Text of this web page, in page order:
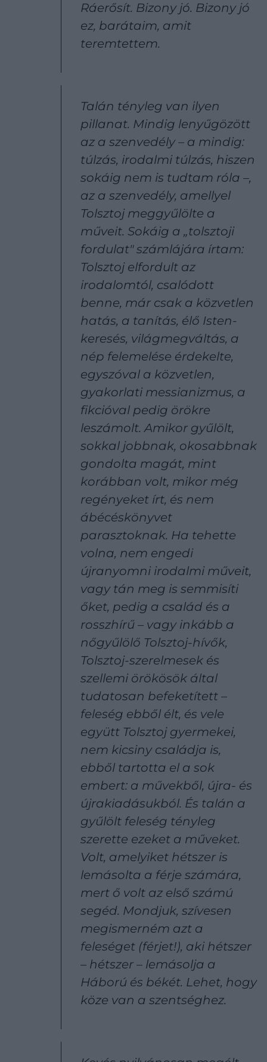
Ráerősít. Bizony jó. Bizony jó
ez, barátaim, amit
teremtettem.
Talán tényleg van ilyen
pillanat. Mindig lenyűgözött
az a szenvedély – a mindig:
túlzás, irodalmi túlzás, hiszen
sokáig nem is tudtam róla –,
az a szenvedély, amellyel
Tolsztoj meggyűlölte a
műveit. Sokáig a „tolsztoji
fordulat" számlájára írtam:
Tolsztoj elfordult az
irodalomtól, csalódott
benne, már csak a közvetlen
hatás, a tanítás, élő Isten-
keresés, világmegváltás, a
nép felemelése érdekelte,
egyszóval a közvetlen,
gyakorlati messianizmus, a
fikcióval pedig örökre
leszámolt. Amikor gyűlölt,
sokkal jobbnak, okosabbnak
gondolta magát, mint
korábban volt, mikor még
regényeket írt, és nem
ábécéskönyvet
parasztoknak. Ha tehette
volna, nem engedi
újranyomni irodalmi műveit,
vagy tán meg is semmisíti
őket, pedig a család és a
rosszhírű – vagy inkább a
nőgyűlölő Tolsztoj-hívők,
Tolsztoj-szerelmesek és
szellemi örökösök által
tudatosan befeketített –
feleség ebből élt, és vele
együtt Tolsztoj gyermekei,
nem kicsiny családja is,
ebből tartotta el a sok
embert: a művekből, újra- és
újrakiadásukból. És talán a
gyűlölt feleség tényleg
szerette ezeket a műveket.
Volt, amelyiket hétszer is
lemásolta a férje számára,
mert ő volt az első számú
segéd. Mondjuk, szívesen
megismerném azt a
feleséget (férjet!), aki hétszer
– hétszer – lemásolja a
Háború és békét. Lehet, hogy
köze van a szentséghez.